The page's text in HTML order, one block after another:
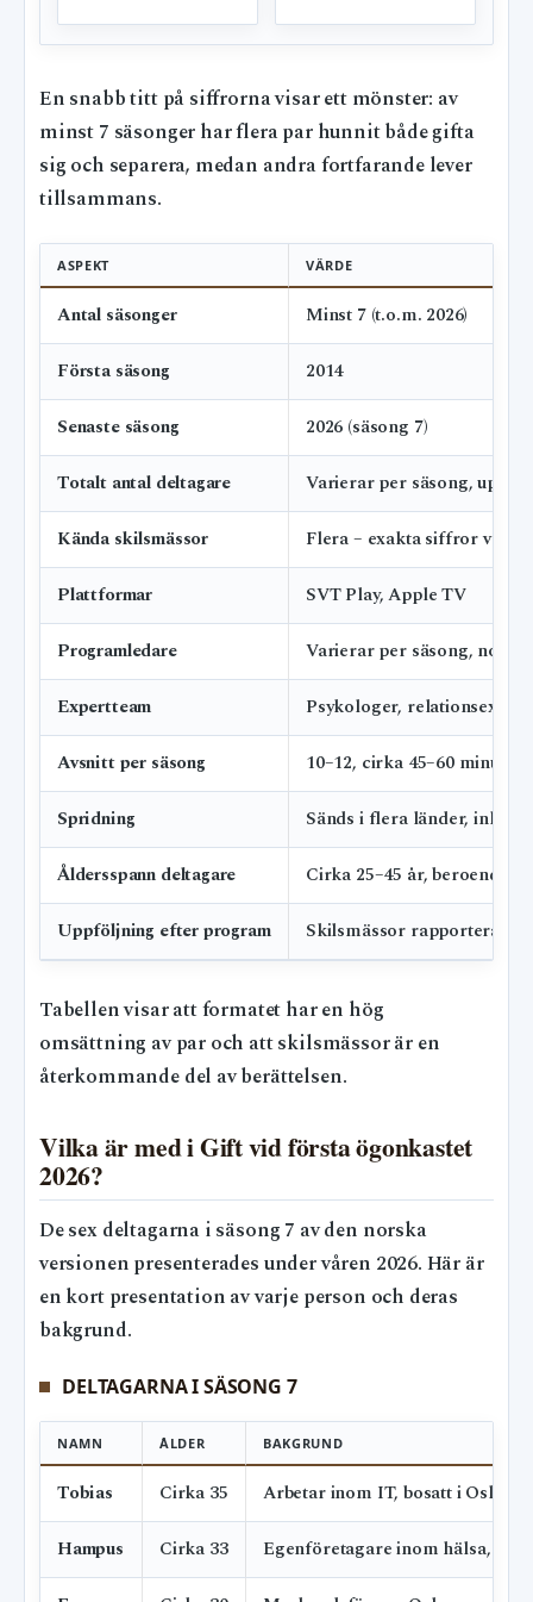
En snabb titt på siffrorna visar ett mönster: av
minst 7 säsonger har flera par hunnit både gifta
sig och separera, medan andra fortfarande lever
tillsammans.
ASPEKT VÄRDE
Antal säsonger Minst 7 (t.o.m. 2026)
Första säsong 2014
Senaste säsong 2026 (säsong 7)
Totalt antal deltagare Varierar per säsong,
Kända skilsmässor Flera – exakta siffror
Plattformar SVT Play, Apple TV
Programledare Varierar per säsong,
Expertteam Psykologer,
Avsnitt per säsong 10–12, cirka 45–60 minuter
Spridning Sänds i flera länder,
Åldersspann deltagare Cirka 25–45 år, beroende
Uppföljning efter program Skilsmässor rapporteras
Tabellen visar att formatet har en hög
omsättning av par och att skilsmässor är en
återkommande del av berättelsen.
Vilka är med i Gift vid första ögonkastet
2026?
De sex deltagarna i säsong 7 av den norska
versionen presenterades under våren 2026. Här är
en kort presentation av varje person och deras
bakgrund.
DELTAGARNA I SÄSONG 7
NAMN ÅLDER BAKGRUND
Tobias Cirka 35 Arbetar inom IT, bosatt i Oslo
Hampus Cirka 33 Egenföretagare inom hälsa, Oslo